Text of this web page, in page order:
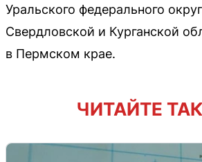
Уральского федерального
Свердловской и Курганской
в Пермском крае.
ЧИТАЙТЕ